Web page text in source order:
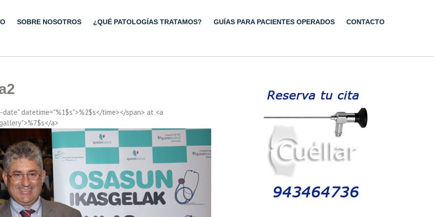
SOBRE NOSOTROS ¿QUÉ PATOLOGÍAS TRATAMOS? GUÍAS PARA PACIENTES OPERADOS CONTACTO
datetime="%1$s">%2$s</time></span> at <a
a>